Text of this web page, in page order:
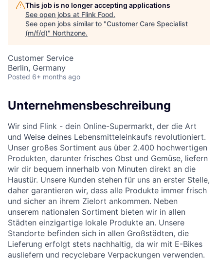
This job is no longer accepting applications
See open jobs at Flink Food.
See open jobs similar to "Customer Care Specialist
(m/f/d)" Northzone.
Customer Service
Berlin, Germany
Posted 6+ months ago
Unternehmensbeschreibung
Wir sind Flink - dein Online-Supermarkt, der die Art
und Weise deines Lebensmitteleinkaufs revolutioniert.
Unser großes Sortiment aus über 2.400 hochwertigen
Produkten, darunter frisches Obst und Gemüse, liefern
wir dir bequem innerhalb von Minuten direkt an die
Haustür. Unsere Kunden stehen für uns an erster Stelle,
daher garantieren wir, dass alle Produkte immer frisch
und sicher an ihrem Zielort ankommen. Neben
unserem nationalen Sortiment bieten wir in allen
Städten einzigartige lokale Produkte an. Unsere
Standorte befinden sich in allen Großstädten, die
Lieferung erfolgt stets nachhaltig, da wir mit E-Bikes
ausliefern und recyclebare Verpackungen verwenden.